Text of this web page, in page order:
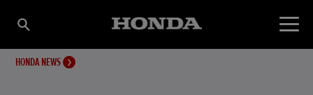
HONDA NEWS